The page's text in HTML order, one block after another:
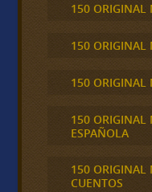
150 ORIGINAL
150 ORIGINAL
150 ORIGINAL
150 ORIGINAL
ESPAÑOLA
150 ORIGINAL
CUENTOS